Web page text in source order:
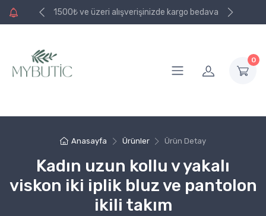
bedava 1500₺ ve üzeri alışverişinizde kargo bedava
0
Anasayfa Ürünler Ürün Detay
Kadın uzun kollu v yakalı
viskon iki iplik bluz ve pantolon
ikili takım